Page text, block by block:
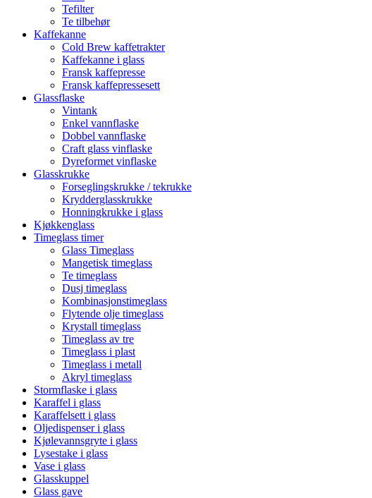
Tefilter
Te tilbehør
Kaffekanne
Cold Brew kaffetrakter
Kaffekanne i glass
Fransk kaffepresse
Fransk kaffepressesett
Glassflaske
Vintank
Enkel vannflaske
Dobbel vannflaske
Craft glass vinflaske
Dyreformet vinflaske
Glasskrukke
Forseglingskrukke / tekrukke
Krydderglasskrukke
Honningkrukke i glass
Kjøkkenglass
Timeglass timer
Glass Timeglass
Mangetisk timeglass
Te timeglass
Dusj timeglass
Kombinasjonstimeglass
Flytende olje timeglass
Krystall timeglass
Timeglass av tre
Timeglass i plast
Timeglass i metall
Akryl timeglass
Stormflaske i glass
Karaffel i glass
Karaffelsett i glass
Oljedispenser i glass
Kjølevannsgryte i glass
Lysestake i glass
Vase i glass
Glasskuppel
Glass gave